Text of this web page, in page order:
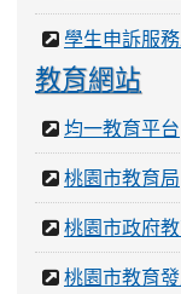
學生申訴服
教育網站
均一教育平台
桃園市教育局
桃園市政府
桃園市教育